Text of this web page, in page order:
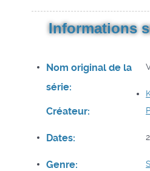
Informations
Nom original de la
série:
Créateur:
Dates:
Genre: